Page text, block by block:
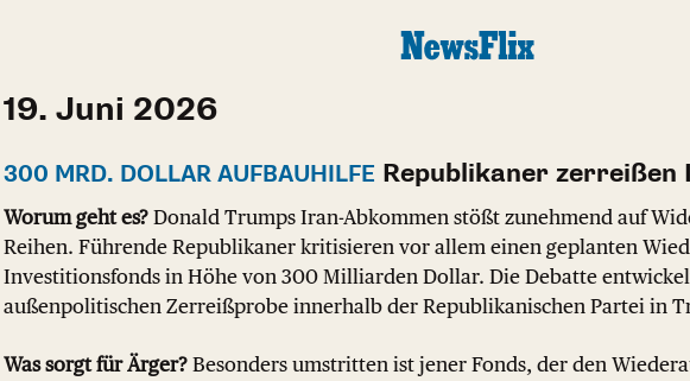
19. Juni 2026
300 MRD. DOLLAR AUFBAUHILFE Republikaner zerreißen
Worum geht es? Donald Trumps Iran-Abkommen stößt zunehmend auf
Reihen. Führende Republikaner kritisieren vor allem einen geplanten
Investitionsfonds in Höhe von 300 Milliarden Dollar. Die Debatte
außenpolitischen Zerreißprobe innerhalb der Republikanischen Partei in
Was sorgt für Ärger? Besonders umstritten ist jener Fonds, der den